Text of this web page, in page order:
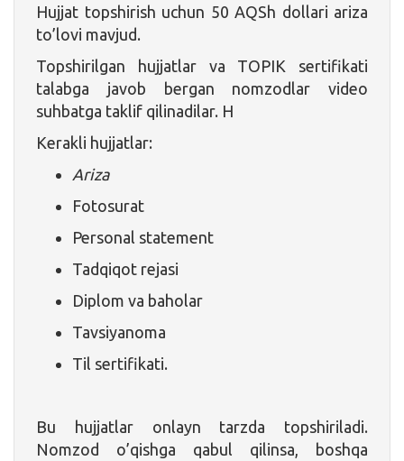
Hujjat topshirish uchun 50 AQSh dollari ariza
to’lovi mavjud.
Topshirilgan hujjatlar va TOPIK sertifikati
talabga javob bergan nomzodlar video
suhbatga taklif qilinadilar. H
Kerakli hujjatlar:
Ariza
Fotosurat
Personal statement
Tadqiqot rejasi
Diplom va baholar
Tavsiyanoma
Til sertifikati.
Bu hujjatlar onlayn tarzda topshiriladi.
Nomzod o’qishga qabul qilinsa, boshqa